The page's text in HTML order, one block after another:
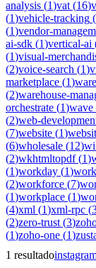
analysis (1)vat (16)
(1)vehicle-tracking (
(1)vendor-
ai-sdk (1)vertical-ai
(1)visual-
(2)voice-search (1)
marketplace (1)
(2)warehouse-
orchestrate (1)wave
(2)web-
(7)website (1)
(6)wholesale (12)
(2)wkhtmltopdf(1)
(1)workday (1)
(2)workforce (7)
(1)workplace (1)
(4)xml (1)xml-rpc (
(2)zero-trust (3)
(1)zoho-one (1)
1 resultado